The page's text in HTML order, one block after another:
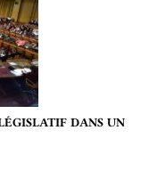
DANS UN